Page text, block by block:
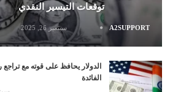
توقعات التيسير النقدي
A2SUPPORT سبتمبر 26, 2025
الدولار يحافظ على قوته مع
الفائدة